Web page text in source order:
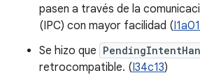
pasen a través de la
(IPC) con mayor facilidad (
Se hizo que
retrocompatible. (I34c13)